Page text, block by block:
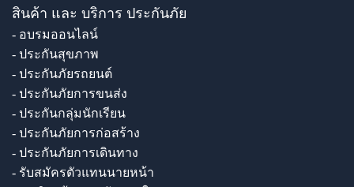
สินค้า และ บริการ ประกันภัย
- อบรมออนไลน์
- ประกันสุขภาพ
- ประกันภัยรถยนต์
- ประกันภัยการขนส่ง
- ประกันกลุ่มนักเรียน
- ประกันภัยการก่อสร้าง
- ประกันภัยการเดินทาง
- รับสมัครตัวแทนนายหน้า